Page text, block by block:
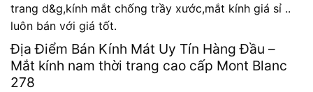
trang d&g,kính mắt chống trầy xước,mắt kính giá sỉ ..
luôn bán với giá tốt.
Địa Điểm Bán Kính Mát Uy Tín Hàng Đầu –
Mắt kính nam thời trang cao cấp Mont Blanc
278